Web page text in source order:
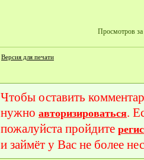
Просмотров за
Версия для печати
Чтобы оставить
нужно авторизироваться.
пожалуйста пройдите
и займёт у Вас не более